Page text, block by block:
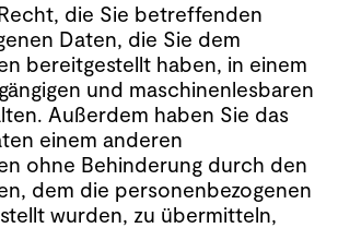
die Sie betreffenden
Daten, die Sie dem
bereitgestellt haben, in einem
und maschinenlesbaren
Außerdem haben Sie das
einem anderen
ohne Behinderung durch den
dem die personenbezogenen
wurden, zu übermitteln,